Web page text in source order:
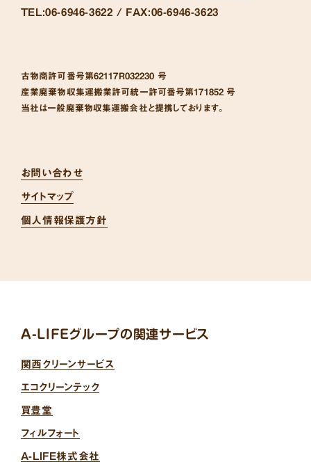
TEL:06-6946-3622 / FAX:06-6946-3623
古物商許可番号第62117R032230 号
産業廃棄物収集運搬業許可統一許可番号第171852 号
当社は一般廃棄物収集運搬会社と提携しております。
お問い合わせ
サイトマップ
個人情報保護方針
A-LIFEグループの関連サービス
関西クリーンサービス
エコクリーンテック
買豊堂
フィルフォート
A-LIFE株式会社